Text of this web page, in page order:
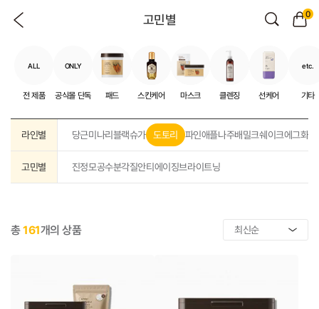
고민별 0
ALL
전 제품
ONLY
공식몰 단독 패드 스킨케어 마스크 클렌징 선케어
etc.
기타
라인별 당근미나리블랙슈가 도토리 파인애플나주배밀크쉐이크에그화이
고민별 진정모공수분각질안티에이징브라이트닝
총161개의 상품